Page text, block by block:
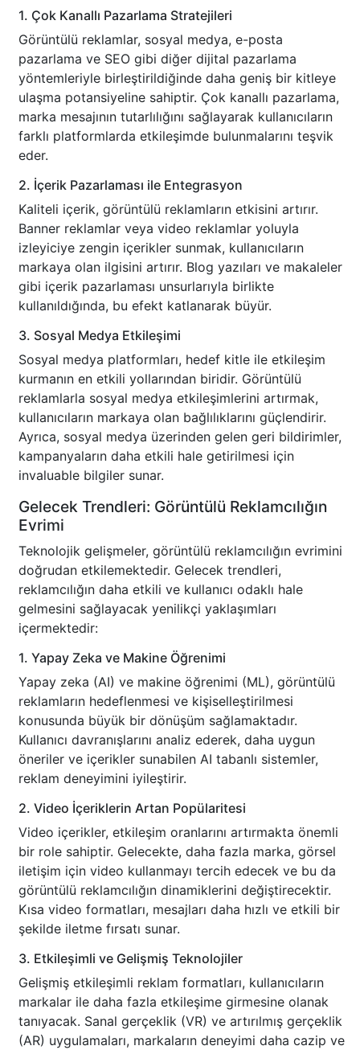
1. Çok Kanallı Pazarlama Stratejileri
Görüntülü reklamlar, sosyal medya, e-posta
pazarlama ve SEO gibi diğer dijital pazarlama
yöntemleriyle birleştirildiğinde daha geniş bir kitleye
ulaşma potansiyeline sahiptir. Çok kanallı pazarlama,
marka mesajının tutarlılığını sağlayarak kullanıcıların
farklı platformlarda etkileşimde bulunmalarını teşvik
eder.
2. İçerik Pazarlaması ile Entegrasyon
Kaliteli içerik, görüntülü reklamların etkisini artırır.
Banner reklamlar veya video reklamlar yoluyla
izleyiciye zengin içerikler sunmak, kullanıcıların
markaya olan ilgisini artırır. Blog yazıları ve makaleler
gibi içerik pazarlaması unsurlarıyla birlikte
kullanıldığında, bu efekt katlanarak büyür.
3. Sosyal Medya Etkileşimi
Sosyal medya platformları, hedef kitle ile etkileşim
kurmanın en etkili yollarından biridir. Görüntülü
reklamlarla sosyal medya etkileşimlerini artırmak,
kullanıcıların markaya olan bağlılıklarını güçlendirir.
Ayrıca, sosyal medya üzerinden gelen geri bildirimler,
kampanyaların daha etkili hale getirilmesi için
invaluable bilgiler sunar.
Gelecek Trendleri: Görüntülü Reklamcılığın
Evrimi
Teknolojik gelişmeler, görüntülü reklamcılığın evrimini
doğrudan etkilemektedir. Gelecek trendleri,
reklamcılığın daha etkili ve kullanıcı odaklı hale
gelmesini sağlayacak yenilikçi yaklaşımları
içermektedir:
1. Yapay Zeka ve Makine Öğrenimi
Yapay zeka (AI) ve makine öğrenimi (ML), görüntülü
reklamların hedeflenmesi ve kişiselleştirilmesi
konusunda büyük bir dönüşüm sağlamaktadır.
Kullanıcı davranışlarını analiz ederek, daha uygun
öneriler ve içerikler sunabilen AI tabanlı sistemler,
reklam deneyimini iyileştirir.
2. Video İçeriklerin Artan Popülaritesi
Video içerikler, etkileşim oranlarını artırmakta önemli
bir role sahiptir. Gelecekte, daha fazla marka, görsel
iletişim için video kullanmayı tercih edecek ve bu da
görüntülü reklamcılığın dinamiklerini değiştirecektir.
Kısa video formatları, mesajları daha hızlı ve etkili bir
şekilde iletme fırsatı sunar.
3. Etkileşimli ve Gelişmiş Teknolojiler
Gelişmiş etkileşimli reklam formatları, kullanıcıların
markalar ile daha fazla etkileşime girmesine olanak
tanıyacak. Sanal gerçeklik (VR) ve artırılmış gerçeklik
(AR) uygulamaları, markaların deneyimi daha cazip ve